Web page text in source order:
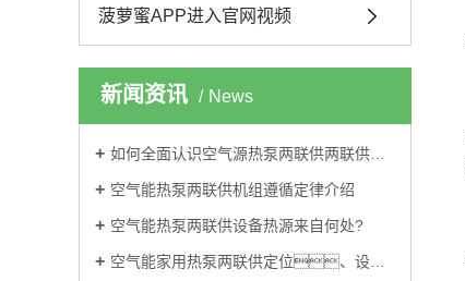
菠萝蜜APP进入官网视频
新闻资讯 News
如何全面认识空气源热泵两联供两联供！
空气能热泵两联供机组遵循定律介绍
空气能热泵两联供设备热源来自何处?
空气能家用热泵两联供定位、设计有哪些特点?